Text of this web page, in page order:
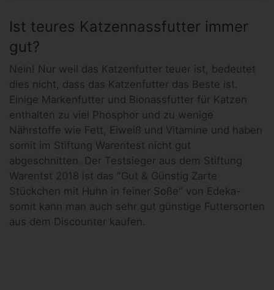
Ist teures Katzennassfutter immer
gut?
Nein! Nur weil das Katzenfutter teuer ist, bedeutet
dies nicht, dass das Katzenfutter das Beste ist.
Einige Markenfutter und Bionassfutter für Katzen
enthalten zu viel Phosphor und zu wenige
Nährstoffe wie Fett, Eiweiß und Vitamine und haben
somit im Stiftung Warentest nicht gut
abgeschnitten. Der Testsieger aus dem Stiftung
Warentst 2018 ist das "Gut & Günstig Zarte
Stückchen mit Huhn in feiner Soße" von Edeka-
somit kann man auch sehr gut günstige Futtersorten
aus dem Discounter kaufen.